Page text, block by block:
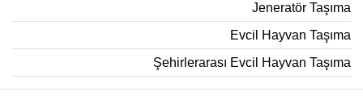
Jeneratör Taşıma
Evcil Hayvan Taşıma
Şehirlerarası Evcil Hayvan Taşıma